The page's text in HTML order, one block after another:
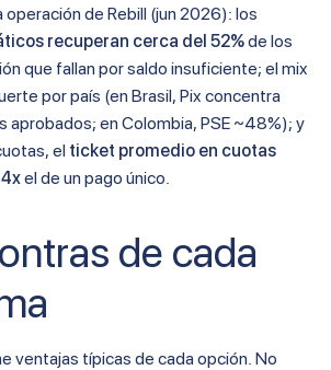
de Rebill (jun 2026): los
recuperan cerca del 52%de los
que fallan por saldo insuficiente; el mix
por país (en Brasil, Pix concentra
aprobados; en Colombia, PSE ~48%); y
el ticket promedio en cuotas
el de un pago único.
de cada
ventajas típicas de cada opción. No